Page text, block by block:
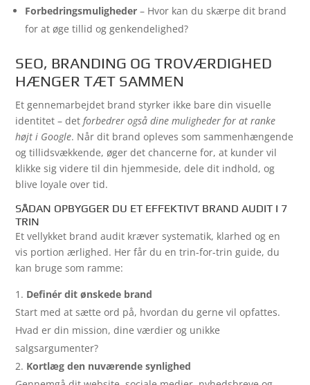
Forbedringsmuligheder – Hvor kan du skærpe dit brand
for at øge tillid og genkendelighed?
SEO, BRANDING OG TROVÆRDIGHED
HÆNGER TÆT SAMMEN
Et gennemarbejdet brand styrker ikke bare din visuelle
identitet – detforbedrer også dine muligheder for at ranke
højt i Google. Når dit brand opleves som sammenhængende
og tillidsvækkende, øger det chancerne for, at kunder vil
klikke sig videre til din hjemmeside, dele dit indhold, og
blive loyale over tid.
SÅDAN OPBYGGER DU ET EFFEKTIVT BRAND AUDIT I 7
TRIN
Et vellykket brand audit kræver systematik, klarhed og en
vis portion ærlighed. Her får du en trin-for-trin guide, du
kan bruge som ramme:
Definér dit ønskede brand
Start med at sætte ord på, hvordan du gerne vil opfattes.
Hvad er din mission, dine værdier og unikke
salgsargumenter?
Kortlæg den nuværende synlighed